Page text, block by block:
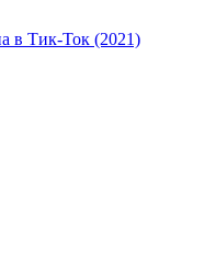
в Тик-Ток (2021)